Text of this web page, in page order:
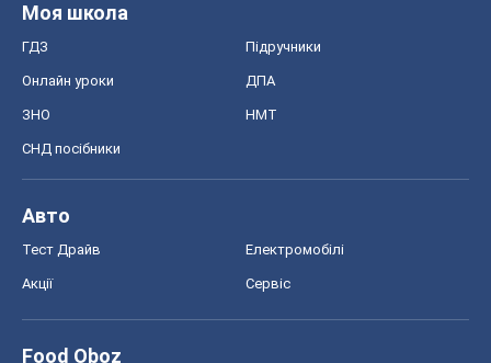
Моя школа
ГДЗ Підручники
Онлайн уроки ДПА
ЗНО НМТ
СНД посібники
Авто
Тест Драйв Електромобілі
Акції Сервіс
Food Oboz